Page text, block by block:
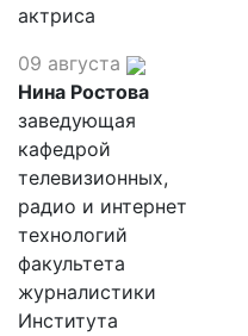
актриса
09 августа
Нина Ростова
заведующая
кафедрой
телевизионных,
радио и интернет
технологий
факультета
журналистики
Института